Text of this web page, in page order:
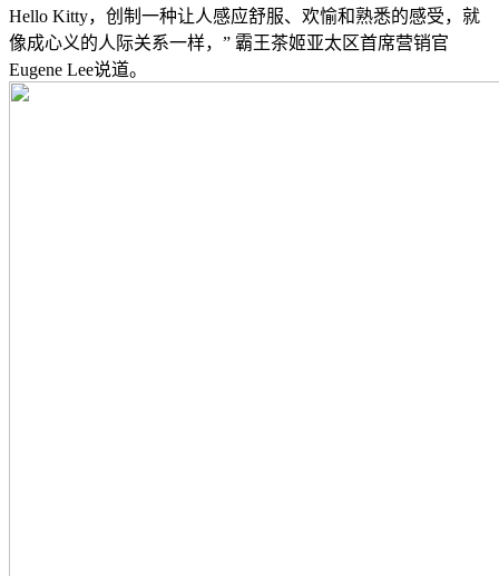
Hello Kitty，创制一种让人感应舒服、欢愉和熟悉的感受，就
像成心义的人际关系一样，” 霸王茶姬亚太区首席营销官
Eugene Lee说道。